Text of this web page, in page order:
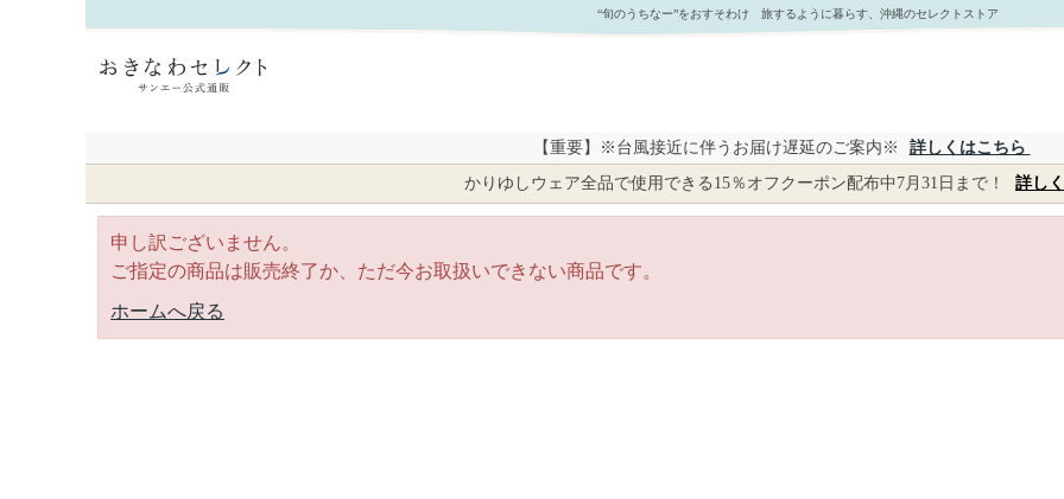
“旬のうちなー”をおすそわけ 旅するように暮らす、沖縄のセレクトストア
【重要】※台風接近に伴うお届け遅延のご案内※
詳しくはこちら
かりゆしウェア全品で使用できる15％オフクーポン配布中7月31日まで！
詳し
申し訳ございません。
ご指定の商品は販売終了か、ただ今お取扱いできない商品です。
ホームへ戻る